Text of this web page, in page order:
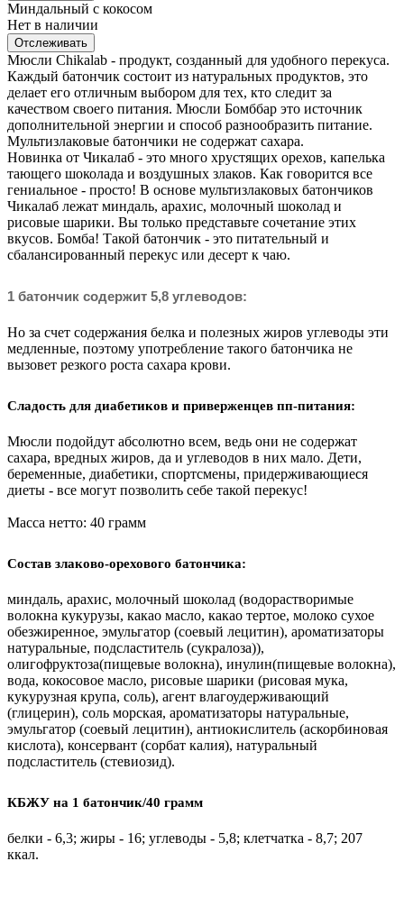
Миндальный с кокосом
Нет в наличии
Отслеживать
Мюсли Chikalab - продукт, созданный для удобного перекуса.
Каждый батончик состоит из натуральных продуктов, это
делает его отличным выбором для тех, кто следит за
качеством своего питания. Мюсли Бомббар это источник
дополнительной энергии и способ разнообразить питание.
Мультизлаковые батончики не содержат сахара.
Новинка от Чикалаб - это много хрустящих орехов, капелька
тающего шоколада и воздушных злаков. Как говорится все
гениальное - просто! В основе мультизлаковых батончиков
Чикалаб лежат миндаль, арахис, молочный шоколад и
рисовые шарики. Вы только представьте сочетание этих
вкусов. Бомба! Такой батончик - это питательный и
сбалансированный перекус или десерт к чаю.
1 батончик содержит 5,8 углеводов:
Но за счет содержания белка и полезных жиров углеводы эти
медленные, поэтому употребление такого батончика не
вызовет резкого роста сахара крови.
Сладость для диабетиков и приверженцев пп-питания:
Мюсли подойдут абсолютно всем, ведь они не содержат
сахара, вредных жиров, да и углеводов в них мало. Дети,
беременные, диабетики, спортсмены, придерживающиеся
диеты - все могут позволить себе такой перекус!
Масса нетто: 40 грамм
Состав злаково-орехового батончика:
миндаль, арахис, молочный шоколад (водорастворимые
волокна кукурузы, какао масло, какао тертое, молоко сухое
обезжиренное, эмульгатор (соевый лецитин), ароматизаторы
натуральные, подсластитель (сукралоза)),
олигофруктоза(пищевые волокна), инулин(пищевые волокна),
вода, кокосовое масло, рисовые шарики (рисовая мука,
кукурузная крупа, соль), агент влагоудерживающий
(глицерин), соль морская, ароматизаторы натуральные,
эмульгатор (соевый лецитин), антиокислитель (аскорбиновая
кислота), консервант (сорбат калия), натуральный
подсластитель (стевиозид).
КБЖУ на 1 батончик/40 грамм
белки - 6,3; жиры - 16; углеводы - 5,8; клетчатка - 8,7; 207
ккал.